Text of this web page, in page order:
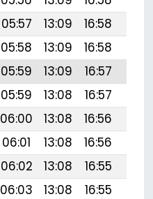
05:57 13:09 16:58
05:58 13:09 16:58
05:59 13:09 16:57
05:59 13:08 16:57
06:00 13:08 16:56
06:01 13:08 16:56
06:02 13:08 16:55
06:03 13:08 16:55